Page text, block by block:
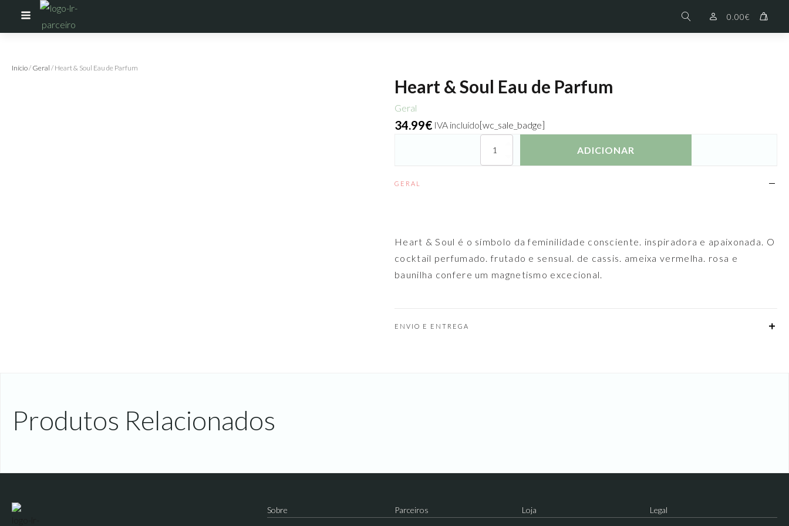
0.00€
Início/ Geral / Heart & Soul Eau de Parfum
Heart & Soul Eau de Parfum
Geral
34.99€ IVA incluído[wc_sale_badge]
Quantidade
ADICIONAR
GERAL
Heart & Soul é o símbolo da feminilidade consciente. inspiradora e apaixonada. O
cocktail perfumado. frutado e sensual. de cassis. ameixa vermelha. rosa e
baunilha confere um magnetismo excecional.
ENVIO E ENTREGA
Produtos Relacionados
Sobre Parceiros Loja Legal